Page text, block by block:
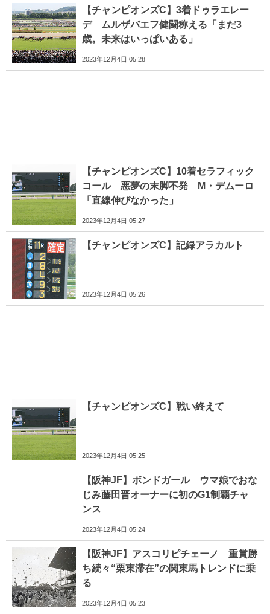
【チャンピオンズC】3着ドゥラエレー
デ ムルザバエフ健闘称える「まだ3
歳。未来はいっぱいある」
2023年12月4日 05:28
【チャンピオンズC】10着セラフィック
コール 悪夢の末脚不発 M・デムーロ
「直線伸びなかった」
2023年12月4日 05:27
【チャンピオンズC】記録アラカルト
2023年12月4日 05:26
【チャンピオンズC】戦い終えて
2023年12月4日 05:25
【阪神JF】ボンドガール ウマ娘でおな
じみ藤田晋オーナーに初のG1制覇チャ
ンス
2023年12月4日 05:24
【阪神JF】アスコリピチェーノ 重賞勝
ち続々“栗東滞在”の関東馬トレンドに乗
る
2023年12月4日 05:23